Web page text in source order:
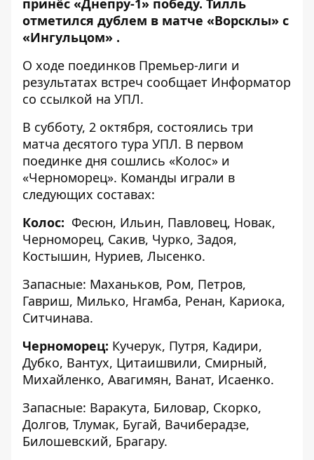
принёс «Днепру-1» победу. Тилль
отметился дублем в матче «Ворсклы» с
«Ингульцом» .
О ходе поединков Премьер-лиги и
результатах встреч сообщает Информатор
со ссылкой на УПЛ.
В субботу, 2 октября, состоялись три
матча десятого тура УПЛ. В первом
поединке дня сошлись «Колос» и
«Черноморец». Команды играли в
следующих составах:
Колос: Фесюн, Ильин, Павловец, Новак,
Черноморец, Сакив, Чурко, Задоя,
Костышин, Нуриев, Лысенко.
Запасные: Маханьков, Ром, Петров,
Гавриш, Милько, Нгамба, Ренан, Кариока,
Ситчинава.
Черноморец: Кучерук, Путря, Кадири,
Дубко, Вантух, Цитаишвили, Смирный,
Михайленко, Авагимян, Ванат, Исаенко.
Запасные: Варакута, Биловар, Скорко,
Долгов, Тлумак, Бугай, Вачиберадзе,
Билошевский, Брагару.